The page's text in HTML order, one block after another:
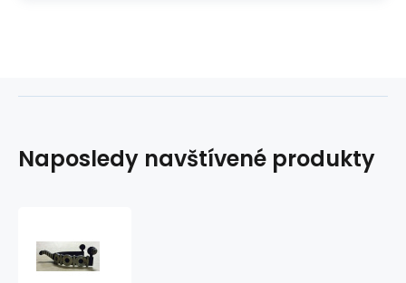
Naposledy navštívené produkty